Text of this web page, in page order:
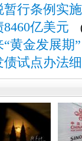
行条例实
亿美元
黄金发展期”
试点办法